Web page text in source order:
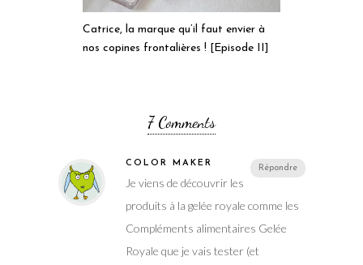
Catrice, la marque qu’il faut envier à
nos copines frontalières ! [Episode II]
7 Comments
Répondre
COLOR MAKER
Je viens de découvrir les
produits à la gelée royale comme les
Compléments alimentaires Gelée
Royale que je vais tester (et